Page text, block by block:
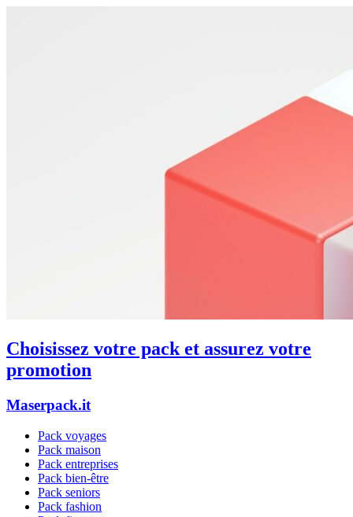
Choisissez votre pack et assurez votre
promotion
Maserpack.it
Pack voyages
Pack maison
Pack entreprises
Pack bien-être
Pack seniors
Pack fashion